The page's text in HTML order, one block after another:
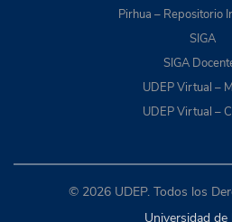
Pirhua – Repositorio
SIGA
SIGA
UDEP Virtual –
UDEP Virtual –
© 2026 UDEP. Todos los
Universidad de